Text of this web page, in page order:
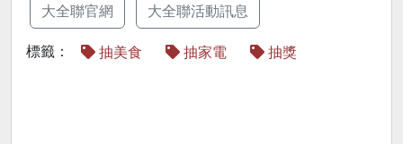
大全聯官網 大全聯活動訊息
標籤： 抽美食 抽家電 抽獎